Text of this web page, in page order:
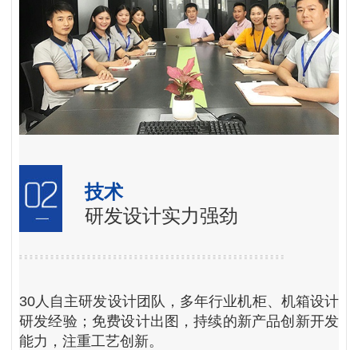
技术
研发设计实力强劲
30人自主研发设计团队，多年行业机柜、机箱设计
研发经验；免费设计出图，持续的新产品创新开发
能力，注重工艺创新。